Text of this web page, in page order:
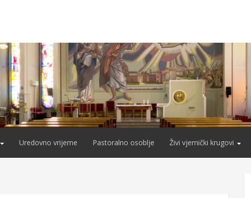
Uredovno vrijeme Pastoralno osoblje Živi vjernički krugovi